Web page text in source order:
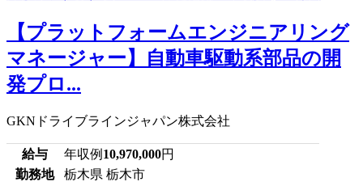
【プラットフォームエンジニアリング
マネージャー】自動車駆動系部品の開
発プロ...
GKNドライブラインジャパン株式会社
給与 年収例 10,970,000円
勤務地
栃木県 栃木市